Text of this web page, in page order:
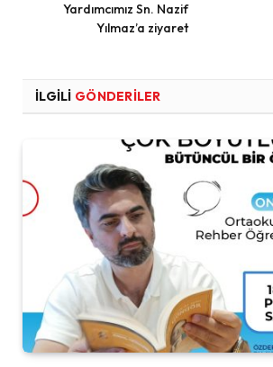
Yardımcımız Sn. Nazif
Yılmaz’a ziyaret
İLGILI GÖNDERILER